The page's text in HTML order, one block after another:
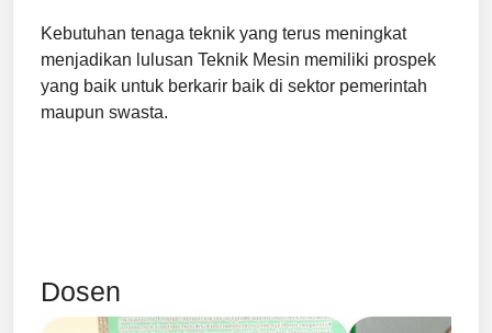
Kebutuhan tenaga teknik yang terus meningkat
menjadikan lulusan Teknik Mesin memiliki prospek
yang baik untuk berkarir baik di sektor pemerintah
maupun swasta.
Dosen